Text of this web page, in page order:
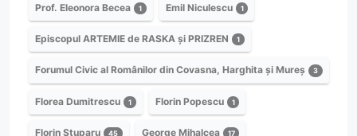
Prof. Eleonora Becea 1 Emil Niculescu 1
Episcopul ARTEMIE de RASKA și PRIZREN 1
Forumul Civic al Românilor din Covasna, Harghita și Mureș 3
Florea Dumitrescu 1 Florin Popescu 1
Florin Stuparu 45 George Mihalcea 17